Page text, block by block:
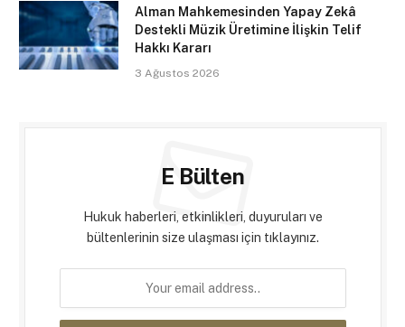
Alman Mahkemesinden Yapay Zekâ
Destekli Müzik Üretimine İlişkin Telif
Hakkı Kararı
3 Ağustos 2026
E Bülten
Hukuk haberleri, etkinlikleri, duyuruları ve
bültenlerinin size ulaşması için tıklayınız.